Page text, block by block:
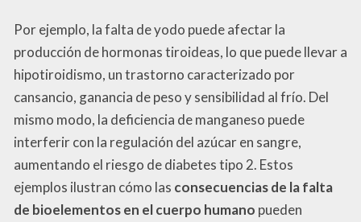
Por ejemplo, la falta de yodo puede afectar la
producción de hormonas tiroideas, lo que puede llevar a
hipotiroidismo, un trastorno caracterizado por
cansancio, ganancia de peso y sensibilidad al frío. Del
mismo modo, la deficiencia de manganeso puede
interferir con la regulación del azúcar en sangre,
aumentando el riesgo de diabetes tipo 2. Estos
ejemplos ilustran cómo las consecuencias de la falta
de bioelementos en el cuerpo humano pueden